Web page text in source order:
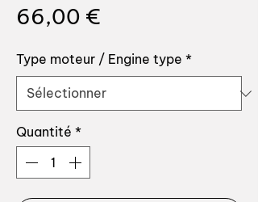
66,00 €
Type moteur / Engine type *
Quantité *